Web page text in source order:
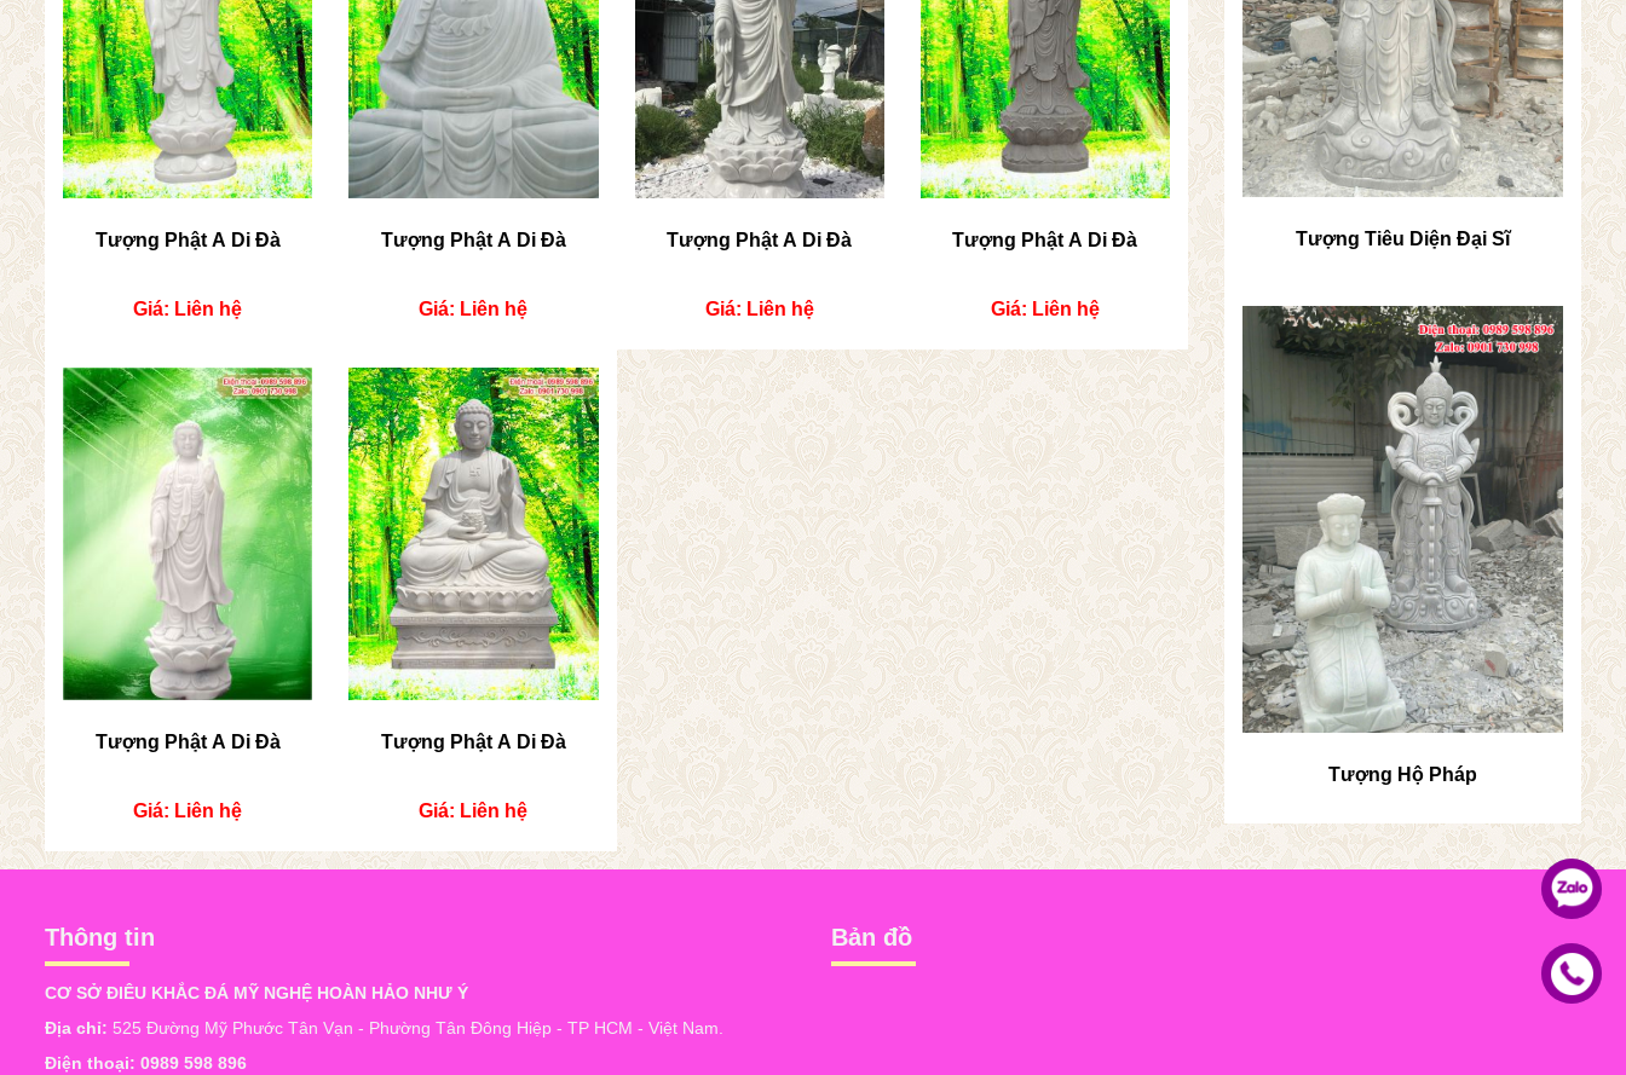
Tượng Phật A Di Đà
Giá: Liên hệ
Tượng Phật A Di Đà
Giá: Liên hệ
Tượng Phật A Di Đà
Giá: Liên hệ
Tượng Phật A Di Đà
Giá: Liên hệ
Tượng Phật A Di Đà
Giá: Liên hệ
Tượng Phật A Di Đà
Giá: Liên hệ
Tượng Tiêu Diện Đại Sĩ
Tượng Hộ Pháp
Thông tin
CƠ SỞ ĐIÊU KHẮC ĐÁ MỸ NGHỆ HOÀN HẢO NHƯ Ý
Địa chỉ: 525 Đường Mỹ Phước Tân Vạn - Phường Tân Đông Hiệp - TP HCM - Việt Nam.
Điện thoại: 0989 598 896
Bản đồ